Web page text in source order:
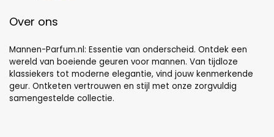
Over ons
Mannen-Parfum.nl: Essentie van onderscheid. Ontdek een
wereld van boeiende geuren voor mannen. Van tijdloze
klassiekers tot moderne elegantie, vind jouw kenmerkende
geur. Ontketen vertrouwen en stijl met onze zorgvuldig
samengestelde collectie.